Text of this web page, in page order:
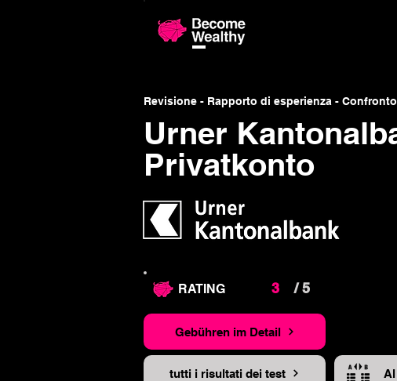
Revisione - Rapporto di esperienza - Confronto
Urner
Privatkonto
RATING 3 / 5
Gebühren im Detail
tutti i risultati dei test